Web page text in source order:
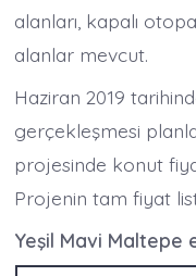
alanları, kapalı
alanlar mevcut.
Haziran 2019
gerçekleşmesi
projesinde konut
Projenin tam fiyat
Yeşil Mavi Maltepe